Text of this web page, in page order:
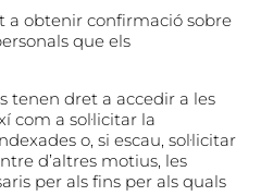
a obtenir confirmació sobre
que els
tenen dret a accedir a les
com a sol·licitar la
o, si escau, sol·licitar
d’altres motius, les
per als fins per als quals